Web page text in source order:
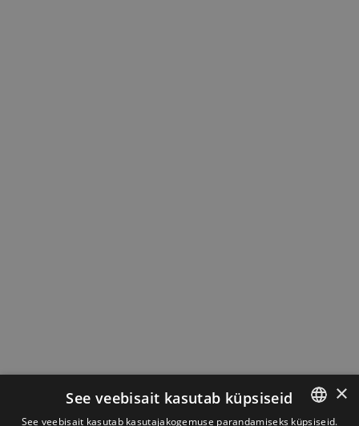
×
See veebisait kasutab küpsiseid
See veebisait kasutab kasutajakogemuse parandamiseks küpsiseid.